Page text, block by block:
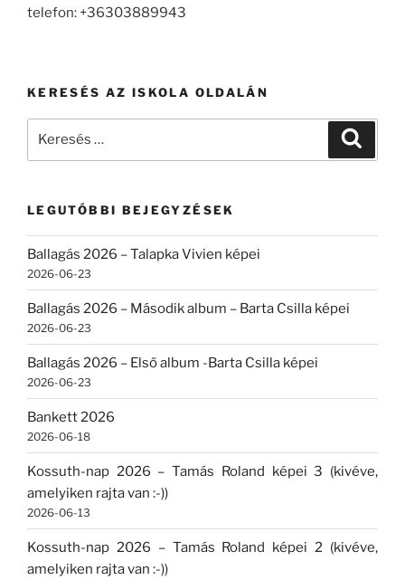
telefon: +36303889943
KERESÉS AZ ISKOLA OLDALÁN
LEGUTÓBBI BEJEGYZÉSEK
Ballagás 2026 – Talapka Vivien képei
2026-06-23
Ballagás 2026 – Második album – Barta Csilla képei
2026-06-23
Ballagás 2026 – Első album -Barta Csilla képei
2026-06-23
Bankett 2026
2026-06-18
Kossuth-nap 2026 – Tamás Roland képei 3 (kivéve,
amelyiken rajta van :-))
2026-06-13
Kossuth-nap 2026 – Tamás Roland képei 2 (kivéve,
amelyiken rajta van :-))